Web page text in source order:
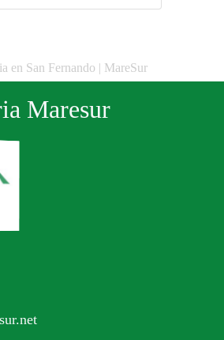
en San Fernando | MareSur
Maresur